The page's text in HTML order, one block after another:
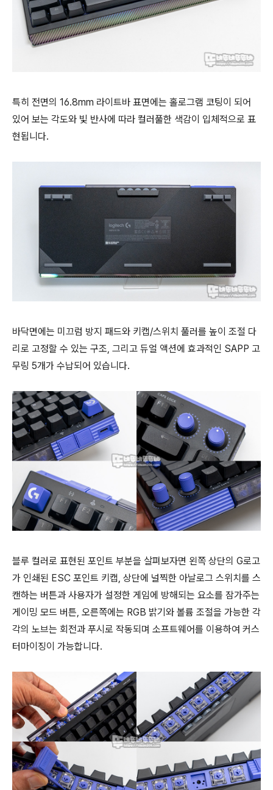
특히 전면의 16.8mm 라이트바 표면에는 홀로그램 코팅이 되어
있어 보는 각도와 빛 반사에 따라 컬러풀한 색감이 입체적으로 표
현됩니다.
바닥면에는 미끄럼 방지 패드와 키캡/스위치 풀러를 높이 조절 다
리로 고정할 수 있는 구조, 그리고 듀얼 액션에 효과적인 SAPP 고
무링 5개가 수납되어 있습니다.
블루 컬러로 표현된 포인트 부분을 살펴보자면 왼쪽 상단의 G로고
가 인쇄된 ESC 포인트 키캡, 상단에 널찍한 아날로그 스위치를 스
캔하는 버튼과 사용자가 설정한 게임에 방해되는 요소를 잠가주는
게이밍 모드 버튼, 오른쪽에는 RGB 밝기와 볼륨 조절을 가능한 각
각의 노브는 회전과 푸시로 작동되며 소프트웨어를 이용하여 커스
터마이징이 가능합니다.